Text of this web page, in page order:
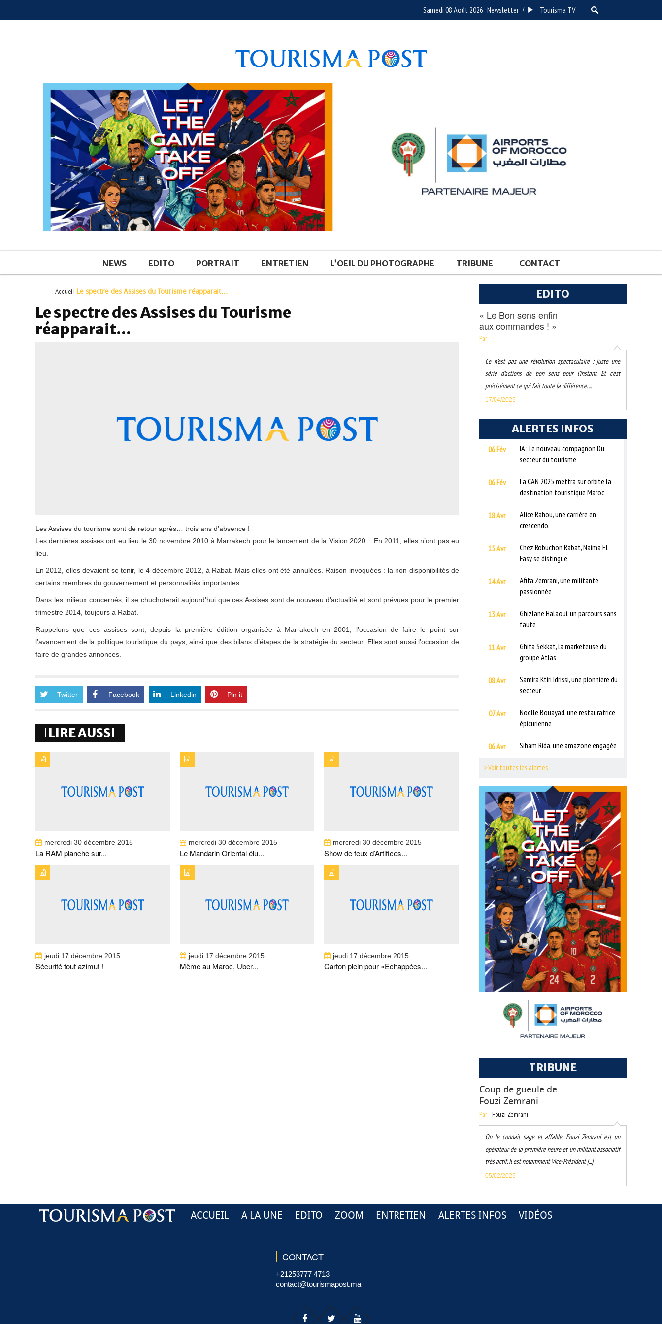
Samedi 08 Août 2026 Newsletter / Tourisma TV
NEWS EDITO PORTRAIT ENTRETIEN L’OEIL DU PHOTOGRAPHE TRIBUNE CONTACT
Accueil Le spectre des Assises du Tourisme réapparait…
Le spectre des Assises du Tourisme
réapparait…
Les Assises du tourisme sont de retour après… trois ans d’absence !
Les dernières assises ont eu lieu le 30 novembre 2010 à Marrakech pour le lancement de la Vision 2020. En 2011, elles n’ont pas eu
lieu.
En 2012, elles devaient se tenir, le 4 décembre 2012, à Rabat. Mais elles ont été annulées. Raison invoquées : la non disponibilités de
certains membres du gouvernement et personnalités importantes…
Dans les milieux concernés, il se chuchoterait aujourd’hui que ces Assises sont de nouveau d’actualité et sont prévues pour le premier
trimestre 2014, toujours a Rabat.
Rappelons que ces assises sont, depuis la première édition organisée à Marrakech en 2001, l’occasion de faire le point sur
l’avancement de la politique touristique du pays, ainsi que des bilans d’étapes de la stratégie du secteur. Elles sont aussi l’occasion de
faire de grandes annonces.
Twitter Facebook Linkedin Pin it
LIRE AUSSI
PROGRAMME
mercredi 30 décembre 2015
La RAM planche sur...
LUXE AU MONDE EN 2015
mercredi 30 décembre 2015
Le Mandarin Oriental élu...
mercredi 30 décembre 2015
Show de feux d’Artifices...
jeudi 17 décembre 2015
Sécurité tout azimut !
jeudi 17 décembre 2015
Même au Maroc, Uber...
MAROC
jeudi 17 décembre 2015
Carton plein pour «Echappées...
EDITO
« Le Bon sens enfin
aux commandes ! »
Par
Ce n’est pas une révolution spectaculaire : juste une
série d’actions de bon sens pour l’instant. Et c’est
précisément ce qui fait toute la différence. ...
17/04/2025
ALERTES INFOS
06 Fév
IA : Le nouveau compagnon Du
secteur du tourisme
06 Fév
La CAN 2025 mettra sur orbite la
destination touristique Maroc
18 Avr
Alice Rahou, une carrière en
crescendo.
15 Avr
Chez Robuchon Rabat, Naima El
Fasy se distingue
14 Avr
Afifa Zemrani, une militante
passionnée
13 Avr
Ghizlane Halaoui, un parcours sans
faute
11 Avr
Ghita Sekkat, la marketeuse du
groupe Atlas
08 Avr
Samira Ktiri Idrissi, une pionnière du
secteur
07 Avr
Noëlle Bouayad, une restauratrice
épicurienne
06 Avr Siham Rida, une amazone engagée
> Voir toutes les alertes
TRIBUNE
Coup de gueule de
Fouzi Zemrani
Par Fouzi Zemrani
On le connaît sage et affable, Fouzi Zemrani est un
opérateur de la première heure et un militant associatif
très actif. Il est notamment Vice-Président [...]
05/02/2025
ACCUEIL A LA UNE EDITO ZOOM ENTRETIEN ALERTES INFOS VIDÉOS
CONTACT
+21253777 4713
contact@tourismapost.ma